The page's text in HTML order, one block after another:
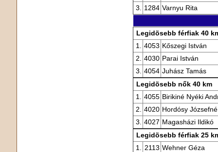
3.
1284 Varnyu Rita
Legidõsebb férfiak 40
1.
4053 Kőszegi István
2.
4030 Parai István
3.
4054 Juhász Tamás
Legidõsebb nők 40 km
1.
4055 Birikiné Nyéki
2.
4020 Hordósy Józsefné
3.
4027 Magasházi Ildikó
Legidõsebb férfiak 25
1.
2113 Wehner Géza